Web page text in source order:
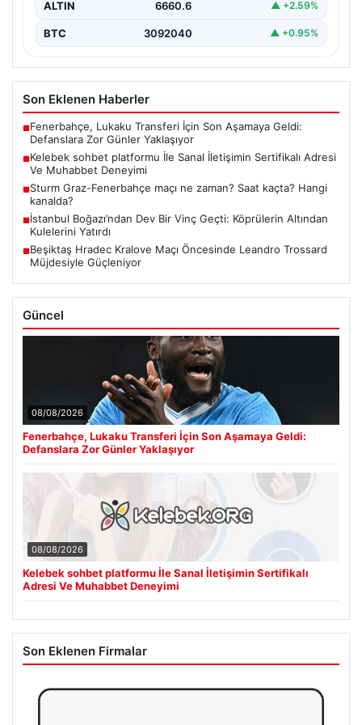
ALTIN 6660.6 ▲ +2.59%
BTC 3092040 ▲ +0.95%
Son Eklenen Haberler
■Fenerbahçe, Lukaku Transferi İçin Son Aşamaya Geldi:
Defanslara Zor Günler Yaklaşıyor
■Kelebek sohbet platformu İle Sanal İletişimin Sertifikalı Adresi
Ve Muhabbet Deneyimi
■Sturm Graz-Fenerbahçe maçı ne zaman? Saat kaçta? Hangi
kanalda?
■İstanbul Boğazı’ndan Dev Bir Vinç Geçti: Köprülerin Altından
Kulelerini Yatırdı
■Beşiktaş Hradec Kralove Maçı Öncesinde Leandro Trossard
Müjdesiyle Güçleniyor
Güncel
08/08/2026
Fenerbahçe, Lukaku Transferi İçin Son Aşamaya Geldi:
Defanslara Zor Günler Yaklaşıyor
08/08/2026
Kelebek sohbet platformu İle Sanal İletişimin Sertifikalı
Adresi Ve Muhabbet Deneyimi
Son Eklenen Firmalar